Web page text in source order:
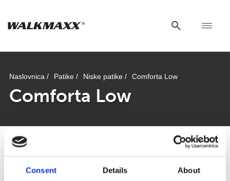
Consent Details About
Naslovnica / Patike / Niske patike / Comforta Low
Comforta Low
Comforta Low